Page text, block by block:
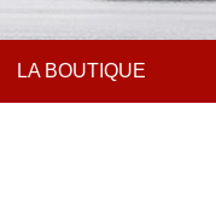
LA BOUTIQUE